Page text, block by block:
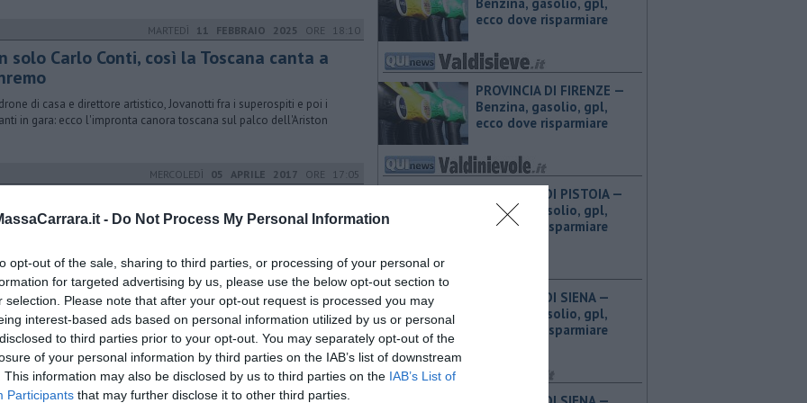
- Do Not Process My Personal Information
opt-out of the sale, sharing to third parties, or processing of your personal or
for targeted advertising by us, please use the below opt-out section to
selection. Please note that after your opt-out request is processed you may
interest-based ads based on personal information utilized by us or personal
to third parties prior to your opt-out. You may separately opt-out of the
of your personal information by third parties on the IAB’s list of downstream
This information may also be disclosed by us to third parties on the IAB’s List of
Participants that may further disclose it to other third parties.
MARTEDÌ 11 FEBBRAIO 2025 ORE 18:10
solo Carlo Conti, così la Toscana canta a
di casa e direttore artistico, Jovanotti fra i superospiti e poi i
in gara: ecco l'impronta canora toscana sul palco dell'Ariston
MERCOLEDÌ 05 APRILE 2017 ORE 17:05
sarà il nuovo album che conterrà anche il tormentone
VENERDÌ12 FEBBRAIO 2016ORE 00:30
in finale a Sanremo
e patos sul palco dell'Ariston ma alla fine il sogno della nuova
apuana può proseguire
ecco dove risparmiare
PROVINCIA DI FIRENZE — ​
Benzina, gasolio, gpl,
ecco dove risparmiare
PROVINCIA DI PISTOIA — ​
Benzina, gasolio, gpl,
ecco dove risparmiare
PROVINCIA DI SIENA — ​
Benzina, gasolio, gpl,
ecco dove risparmiare